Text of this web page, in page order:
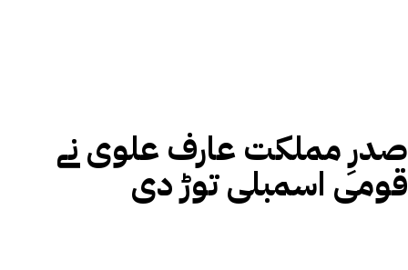
صدرِ مملکت عارف علوی نے
قومی اسمبلی توڑ دی